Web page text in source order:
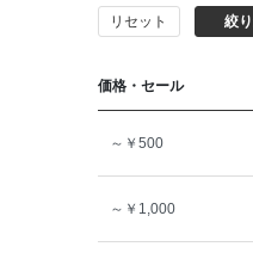
140cm
150cm
リセット 絞
価格・セール
～￥500
～￥1,000